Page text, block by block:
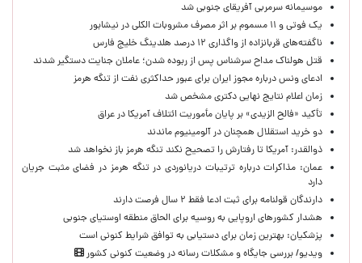
موسیمانه سرمربی آفریقای جنوبی شد
یک فوتی و ۱۱ مسموم بر اثر مصرف مشروبات الکلی در نیشابور
ناگفته‌های قربانزاده از واگذاری ۱۲ درصد هلدینگ خلیج فارس
قتل هولناک مداح سرشناس پس از ربوده شدن؛ عاملان جنایت دستگیر شدند
ادعای ونس درباره مجوز ایران برای عبور حداکثری نفت از تنگه هرمز
زمان اعلام نتایج نهایی دکتری مشخص شد
تأکید «فالح الزیدی» بر پایان مأموریت ائتلاف آمریکا در عراق
دو خرید استقلال همچنان در آلومینیوم ماندند
ذوالقدر: آمریکا تا رفتارش را تصحیح نکند تنگه هرمز باز نخواهد شد
عمان: مذاکرات درباره ترتیبات دریانوردی در تنگه هرمز در فضای مثبت جریان
دارد
دارندگان قولنامه برای ثبت ادعا فقط ۲ سال فرصت دارند
هشدار کشورهای اروپایی به روسیه برای الحاق منطقه اوستیای جنوبی
پزشکیان‌: بهترین زمان برای دستیابی به توافق شرایط کنونی است
ویدیو/ بررسی جایگاه و مشکلات رسانه در وضعیت کنونی کشور